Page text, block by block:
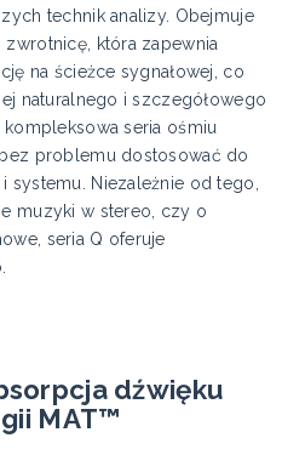
technik analizy. Obejmuje
która zapewnia
na ścieżce sygnałowej, co
naturalnego i szczegółowego
seria ośmiu
problemu dostosować do
systemu. Niezależnie od tego,
muzyki w stereo, czy o
seria Q oferuje
dźwięku
MAT™